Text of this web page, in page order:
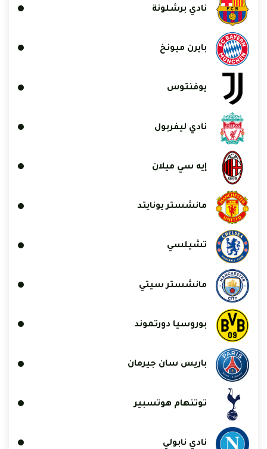
نادي برشلونة
بايرن ميونخ
يوفنتوس
نادي ليفربول
إيه سي ميلان
مانشستر يونايتد
تشيلسي
مانشستر سيتي
بوروسيا دورتموند
باريس سان جيرمان
توتنهام هوتسبير
نادي نابولي